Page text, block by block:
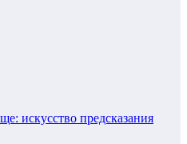
искусство предсказания